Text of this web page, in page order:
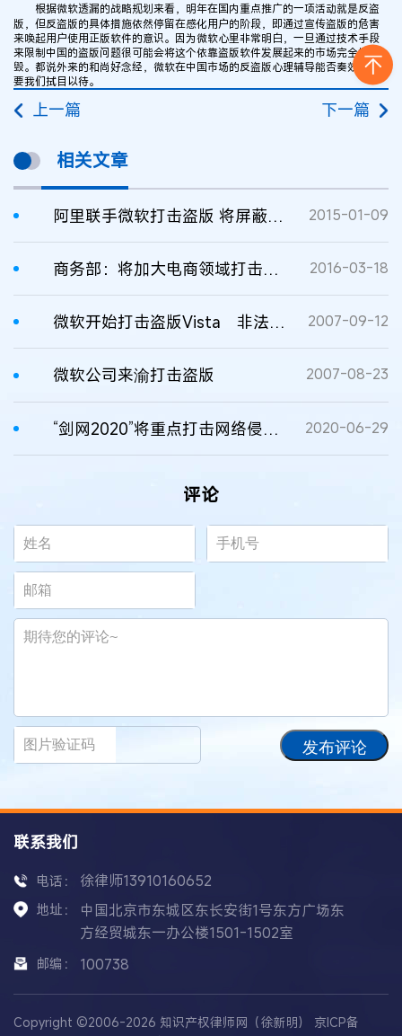
根据微软透漏的战略规划来看，明年在国内重点推广的一项活动就是反盗
版，但反盗版的具体措施依然停留在感化用户的阶段，即通过宣传盗版的危害
来唤起用户使用正版软件的意识。因为微软心里非常明白，一旦通过技术手段
来限制中国的盗版问题很可能会将这个依靠盗版软件发展起来的市场完全摧
毁。都说外来的和尚好念经，微软在中国市场的反盗版心理辅导能否奏效还需
要我们拭目以待。
上一篇 下一篇
相关文章
阿里联手微软打击盗版 将屏蔽盗版内容链接 2015-01-09
商务部：将加大电商领域打击假冒伪劣力度 2016-03-18
微软开始打击盗版Vista 非法用户将黑屏死机 2007-09-12
微软公司来渝打击盗版 2007-08-23
“剑网2020”将重点打击网络侵权盗版 2020-06-29
评论
发布评论
联系我们
电话： 徐律师13910160652
地址：
中国北京市东城区东长安街1号东方广场东
方经贸城东一办公楼1501-1502室
邮编： 100738
Copyright ©2006-2026 知识产权律师网（徐新明） 京ICP备